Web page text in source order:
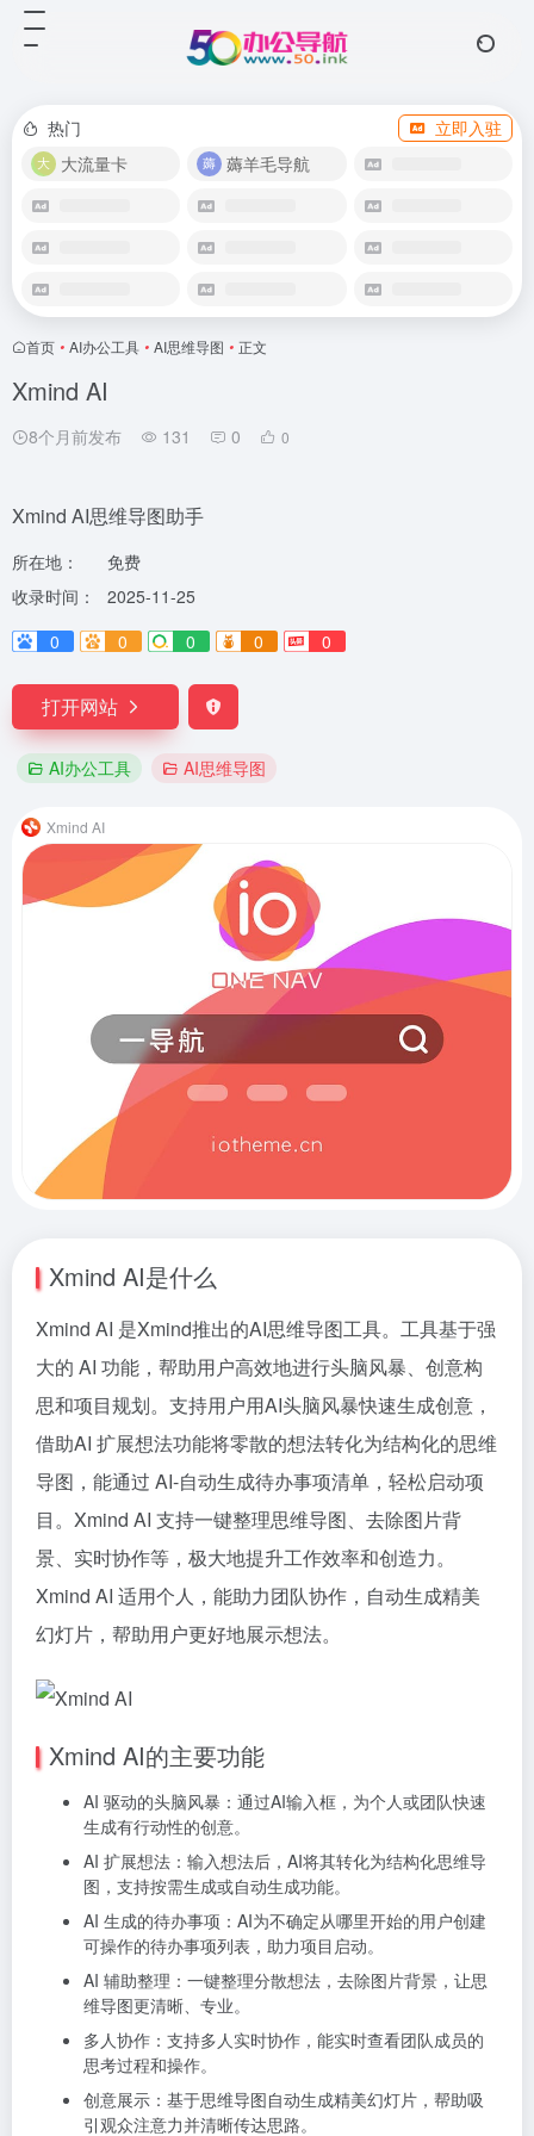
热门
立即入驻
大流量卡
薅羊毛导航
首页 • AI办公工具 • AI思维导图 • 正文
Xmind AI
8个月前发布 131 0 0
Xmind AI思维导图助手
所在地：
免费
收录时间：
2025-11-25
0
0 0 0 0
打开网站
AI办公工具 AI思维导图
Xmind AI
Xmind AI是什么
Xmind AI 是Xmind推出的AI思维导图工具。工具基于强
大的 AI 功能，帮助用户高效地进行头脑风暴、创意构
思和项目规划。支持用户用AI头脑风暴快速生成创意，
借助AI 扩展想法功能将零散的想法转化为结构化的思维
导图，能通过 AI-自动生成待办事项清单，轻松启动项
目。Xmind AI 支持一键整理思维导图、去除图片背
景、实时协作等，极大地提升工作效率和创造力。
Xmind AI 适用个人，能助力团队协作，自动生成精美
幻灯片，帮助用户更好地展示想法。
Xmind AI的主要功能
AI 驱动的头脑风暴：通过AI输入框，为个人或团队快速
生成有行动性的创意。
AI 扩展想法：输入想法后，AI将其转化为结构化思维导
图，支持按需生成或自动生成功能。
AI 生成的待办事项：AI为不确定从哪里开始的用户创建
可操作的待办事项列表，助力项目启动。
AI 辅助整理：一键整理分散想法，去除图片背景，让思
维导图更清晰、专业。
多人协作：支持多人实时协作，能实时查看团队成员的
思考过程和操作。
创意展示：基于思维导图自动生成精美幻灯片，帮助吸
引观众注意力并清晰传达思路。